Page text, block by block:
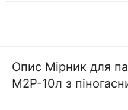
Опис Мірник для
М2Р-10л з